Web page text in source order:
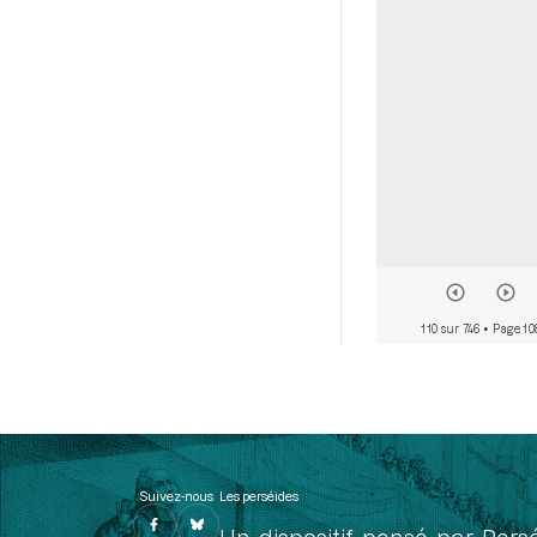
110 sur 746 • Page
Suivez-nous Les perséides